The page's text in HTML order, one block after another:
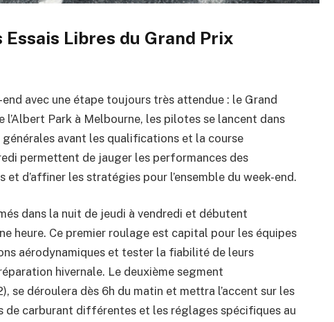
Libres du Grand Prix
end avec une étape toujours très attendue : le Grand
l’Albert Park à Melbourne, les pilotes se lancent dans
avant les qualifications et la course
permettent de jauger les performances des
d’affiner les stratégies pour l’ensemble du week-end.
dans la nuit de jeudi à vendredi et débutent
heure. Ce premier roulage est capital pour les équipes
aérodynamiques et tester la fiabilité de leurs
hivernale. Le deuxième segment
se déroulera dès 6h du matin et mettra l’accent sur les
de carburant différentes et les réglages spécifiques au